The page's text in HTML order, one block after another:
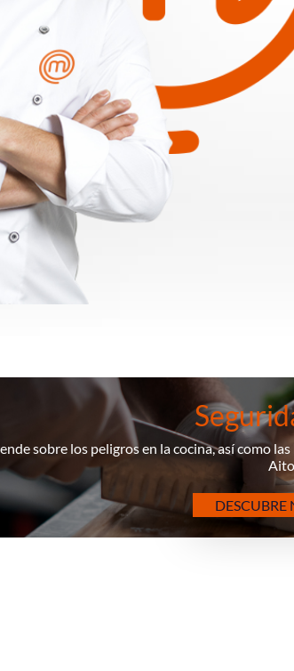
sobre los peligros en la cocina, así como
DESCUBRE